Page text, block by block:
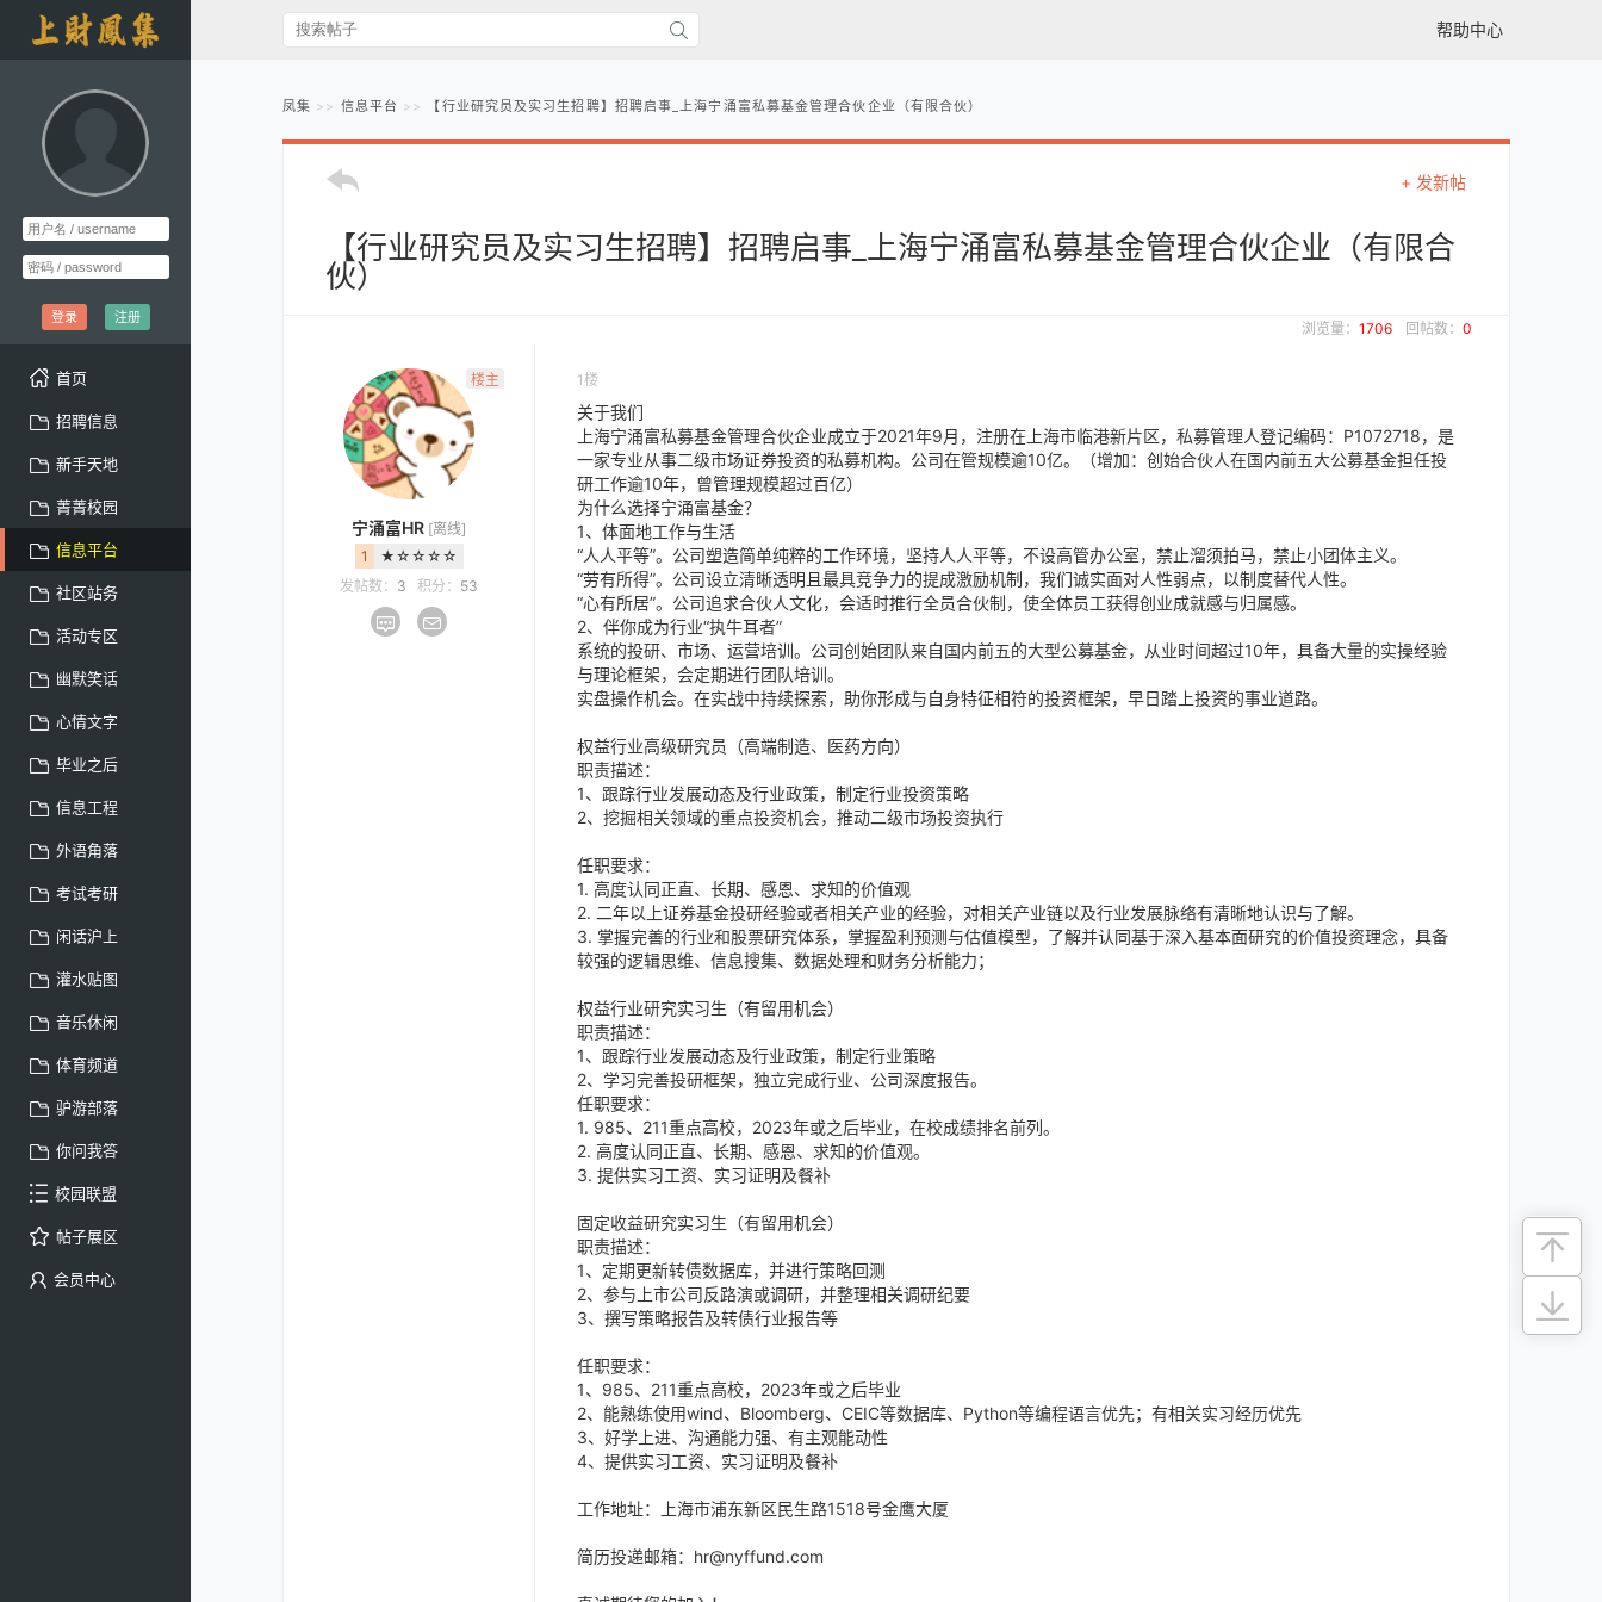
登录 注册
首页
招聘信息
新手天地
菁菁校园
信息平台
社区站务
活动专区
幽默笑话
心情文字
毕业之后
信息工程
外语角落
考试考研
闲话沪上
灌水贴图
音乐休闲
体育频道
驴游部落
你问我答
校园联盟
帖子展区
会员中心
帮助中心
凤集 信息平台 【行业研究员及实习生招聘】招聘启事_上海宁涌富私募基金管理合伙企业（有限合伙）
+ 发新帖
【行业研究员及实习生招聘】招聘启事_上海宁涌富私募基金管理合伙企业（有限合
伙）
浏览量： 1706 回帖数： 0
楼主
宁涌富HR [离线]
1
★☆☆☆☆
发帖数： 3 积分： 53
1楼
关于我们
上海宁涌富私募基金管理合伙企业成立于2021年9月，注册在上海市临港新片区，私募管理人登记编码：P1072718，是
一家专业从事二级市场证券投资的私募机构。公司在管规模逾10亿。（增加：创始合伙人在国内前五大公募基金担任投
研工作逾10年，曾管理规模超过百亿）
为什么选择宁涌富基金？
1、体面地工作与生活
“人人平等”。公司塑造简单纯粹的工作环境，坚持人人平等，不设高管办公室，禁止溜须拍马，禁止小团体主义。
“劳有所得”。公司设立清晰透明且最具竞争力的提成激励机制，我们诚实面对人性弱点，以制度替代人性。
“心有所居”。公司追求合伙人文化，会适时推行全员合伙制，使全体员工获得创业成就感与归属感。
2、伴你成为行业“执牛耳者”
系统的投研、市场、运营培训。公司创始团队来自国内前五的大型公募基金，从业时间超过10年，具备大量的实操经验
与理论框架，会定期进行团队培训。
实盘操作机会。在实战中持续探索，助你形成与自身特征相符的投资框架，早日踏上投资的事业道路。
权益行业高级研究员（高端制造、医药方向）
职责描述：
1、跟踪行业发展动态及行业政策，制定行业投资策略
2、挖掘相关领域的重点投资机会，推动二级市场投资执行
任职要求：
1. 高度认同正直、长期、感恩、求知的价值观
2. 二年以上证券基金投研经验或者相关产业的经验，对相关产业链以及行业发展脉络有清晰地认识与了解。
3. 掌握完善的行业和股票研究体系，掌握盈利预测与估值模型，了解并认同基于深入基本面研究的价值投资理念，具备
较强的逻辑思维、信息搜集、数据处理和财务分析能力；
权益行业研究实习生（有留用机会）
职责描述：
1、跟踪行业发展动态及行业政策，制定行业策略
2、学习完善投研框架，独立完成行业、公司深度报告。
任职要求：
1. 985、211重点高校，2023年或之后毕业，在校成绩排名前列。
2. 高度认同正直、长期、感恩、求知的价值观。
3. 提供实习工资、实习证明及餐补
固定收益研究实习生（有留用机会）
职责描述：
1、定期更新转债数据库，并进行策略回测
2、参与上市公司反路演或调研，并整理相关调研纪要
3、撰写策略报告及转债行业报告等
任职要求：
1、985、211重点高校，2023年或之后毕业
2、能熟练使用wind、Bloomberg、CEIC等数据库、Python等编程语言优先；有相关实习经历优先
3、好学上进、沟通能力强、有主观能动性
4、提供实习工资、实习证明及餐补
工作地址：上海市浦东新区民生路1518号金鹰大厦
简历投递邮箱： hr@nyffund.com